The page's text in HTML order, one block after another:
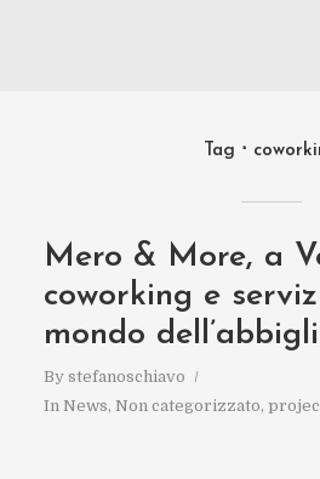
Tag
Mero & More, a
coworking e
mondo
By stefanoschiavo
In News, Non categorizzato,